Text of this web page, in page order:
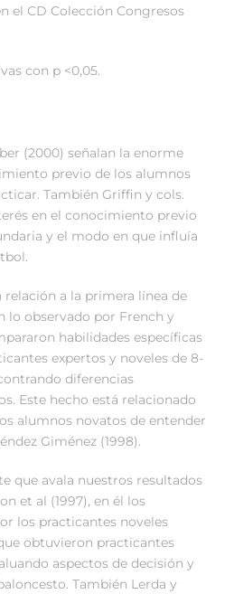
el CD Colección Congresos
con p <0,05.
(2000) señalan la enorme
previo de los alumnos
También Griffin y cols.
en el conocimiento previo
y el modo en que influía
a la primera línea de
lo observado por French y
habilidades específicas
expertos y noveles de 8-
diferencias
Este hecho está relacionado
alumnos novatos de entender
Giménez (1998).
que avala nuestros resultados
et al (1997), en él los
los practicantes noveles
obtuvieron practicantes
aspectos de decisión y
También Lerda y